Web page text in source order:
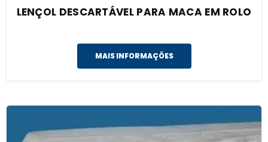
LENÇOL DESCARTÁVEL PARA MACA EM ROLO
MAIS INFORMAÇÕES